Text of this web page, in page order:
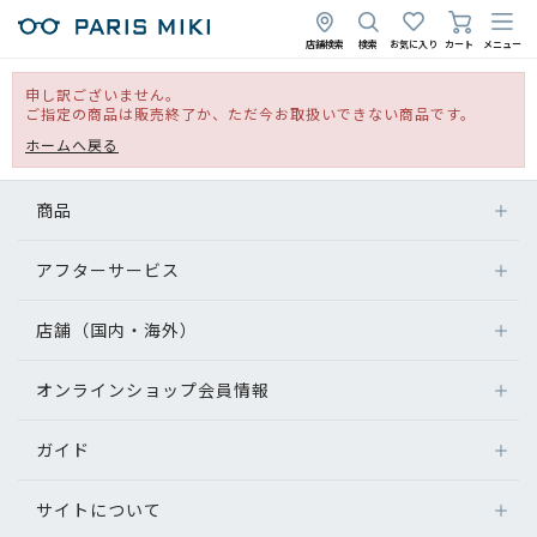
店舗検索 検索 お気に入り カート メニュー
申し訳ございません。
ご指定の商品は販売終了か、ただ今お取扱いできない商品です。
ホームへ戻る
商品
アフターサービス
店舗（国内・海外）
オンラインショップ会員情報
ガイド
サイトについて